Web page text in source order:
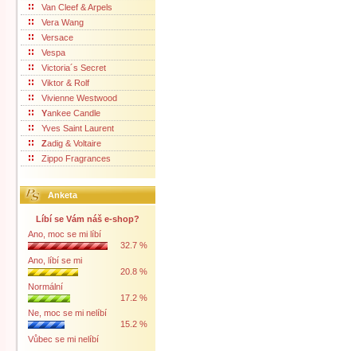
Van Cleef & Arpels
Vera Wang
Versace
Vespa
Victoria´s Secret
Viktor & Rolf
Vivienne Westwood
Yankee Candle
Yves Saint Laurent
Zadig & Voltaire
Zippo Fragrances
Anketa
Líbí se Vám náš e-shop?
Ano, moc se mi líbí
32.7 %
Ano, líbí se mi
20.8 %
Normální
17.2 %
Ne, moc se mi nelíbí
15.2 %
Vůbec se mi nelíbí